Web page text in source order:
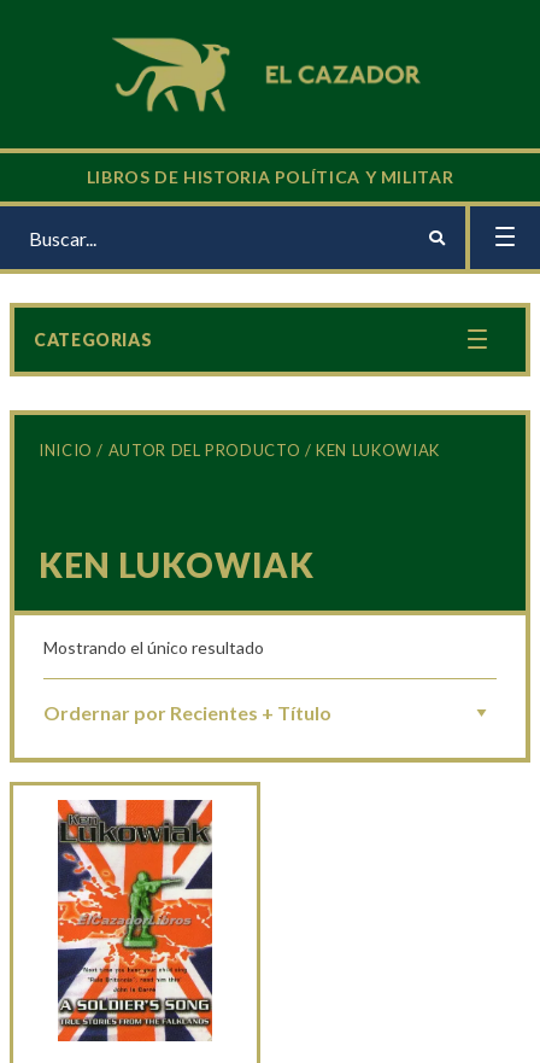
LIBROS DE HISTORIA POLÍTICA Y MILITAR
INICIO / AUTOR DEL PRODUCTO / KEN LUKOWIAK
KEN LUKOWIAK
Mostrando el único resultado
CATEGORIAS